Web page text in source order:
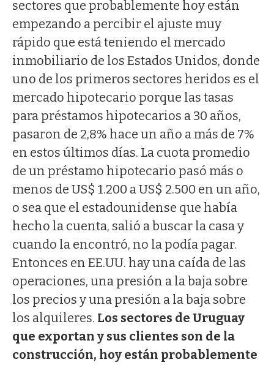
sectores que probablemente hoy están
empezando a percibir el ajuste muy
rápido que está teniendo el mercado
inmobiliario de los Estados Unidos, donde
uno de los primeros sectores heridos es el
mercado hipotecario porque las tasas
para préstamos hipotecarios a 30 años,
pasaron de 2,8% hace un año a más de 7%
en estos últimos días. La cuota promedio
de un préstamo hipotecario pasó más o
menos de US$ 1.200 a US$ 2.500 en un año,
o sea que el estadounidense que había
hecho la cuenta, salió a buscar la casa y
cuando la encontró, no la podía pagar.
Entonces en EE.UU. hay una caída de las
operaciones, una presión a la baja sobre
los precios y una presión a la baja sobre
los alquileres. Los sectores de Uruguay
que exportan y sus clientes son de la
construcción, hoy están probablemente